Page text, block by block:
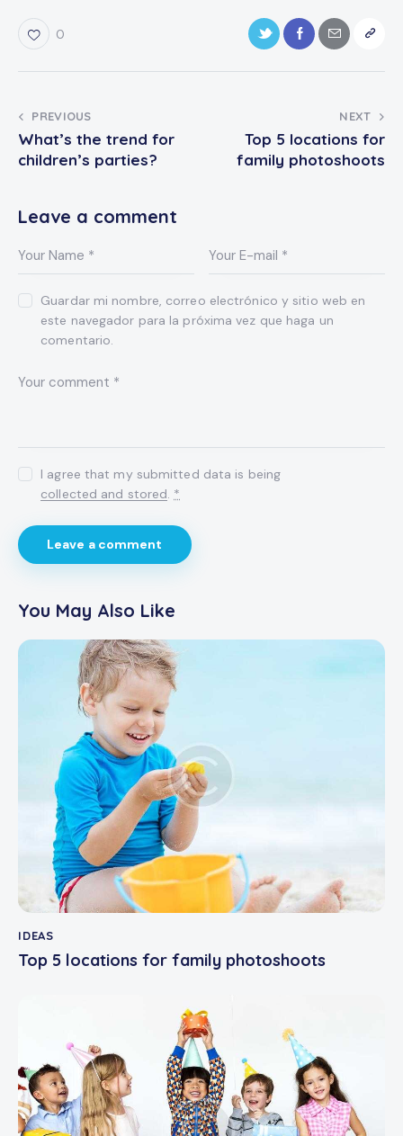
0
PREVIOUS
What’s the trend for
children’s parties?
NEXT
Top 5 locations for
family photoshoots
Leave a comment
Guardar mi nombre, correo electrónico y sitio web en
este navegador para la próxima vez que haga un
comentario.
I agree that my submitted data is being
collected and stored. *
You May Also Like
IDEAS
Top 5 locations for family photoshoots